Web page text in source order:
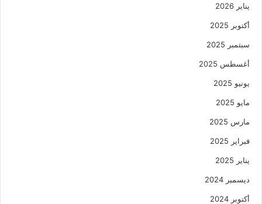
يناير 2026
أكتوبر 2025
سبتمبر 2025
أغسطس 2025
يونيو 2025
مايو 2025
مارس 2025
فبراير 2025
يناير 2025
ديسمبر 2024
أكتوبر 2024